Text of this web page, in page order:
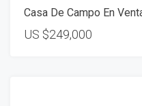
Casa De Campo En
US $249,000